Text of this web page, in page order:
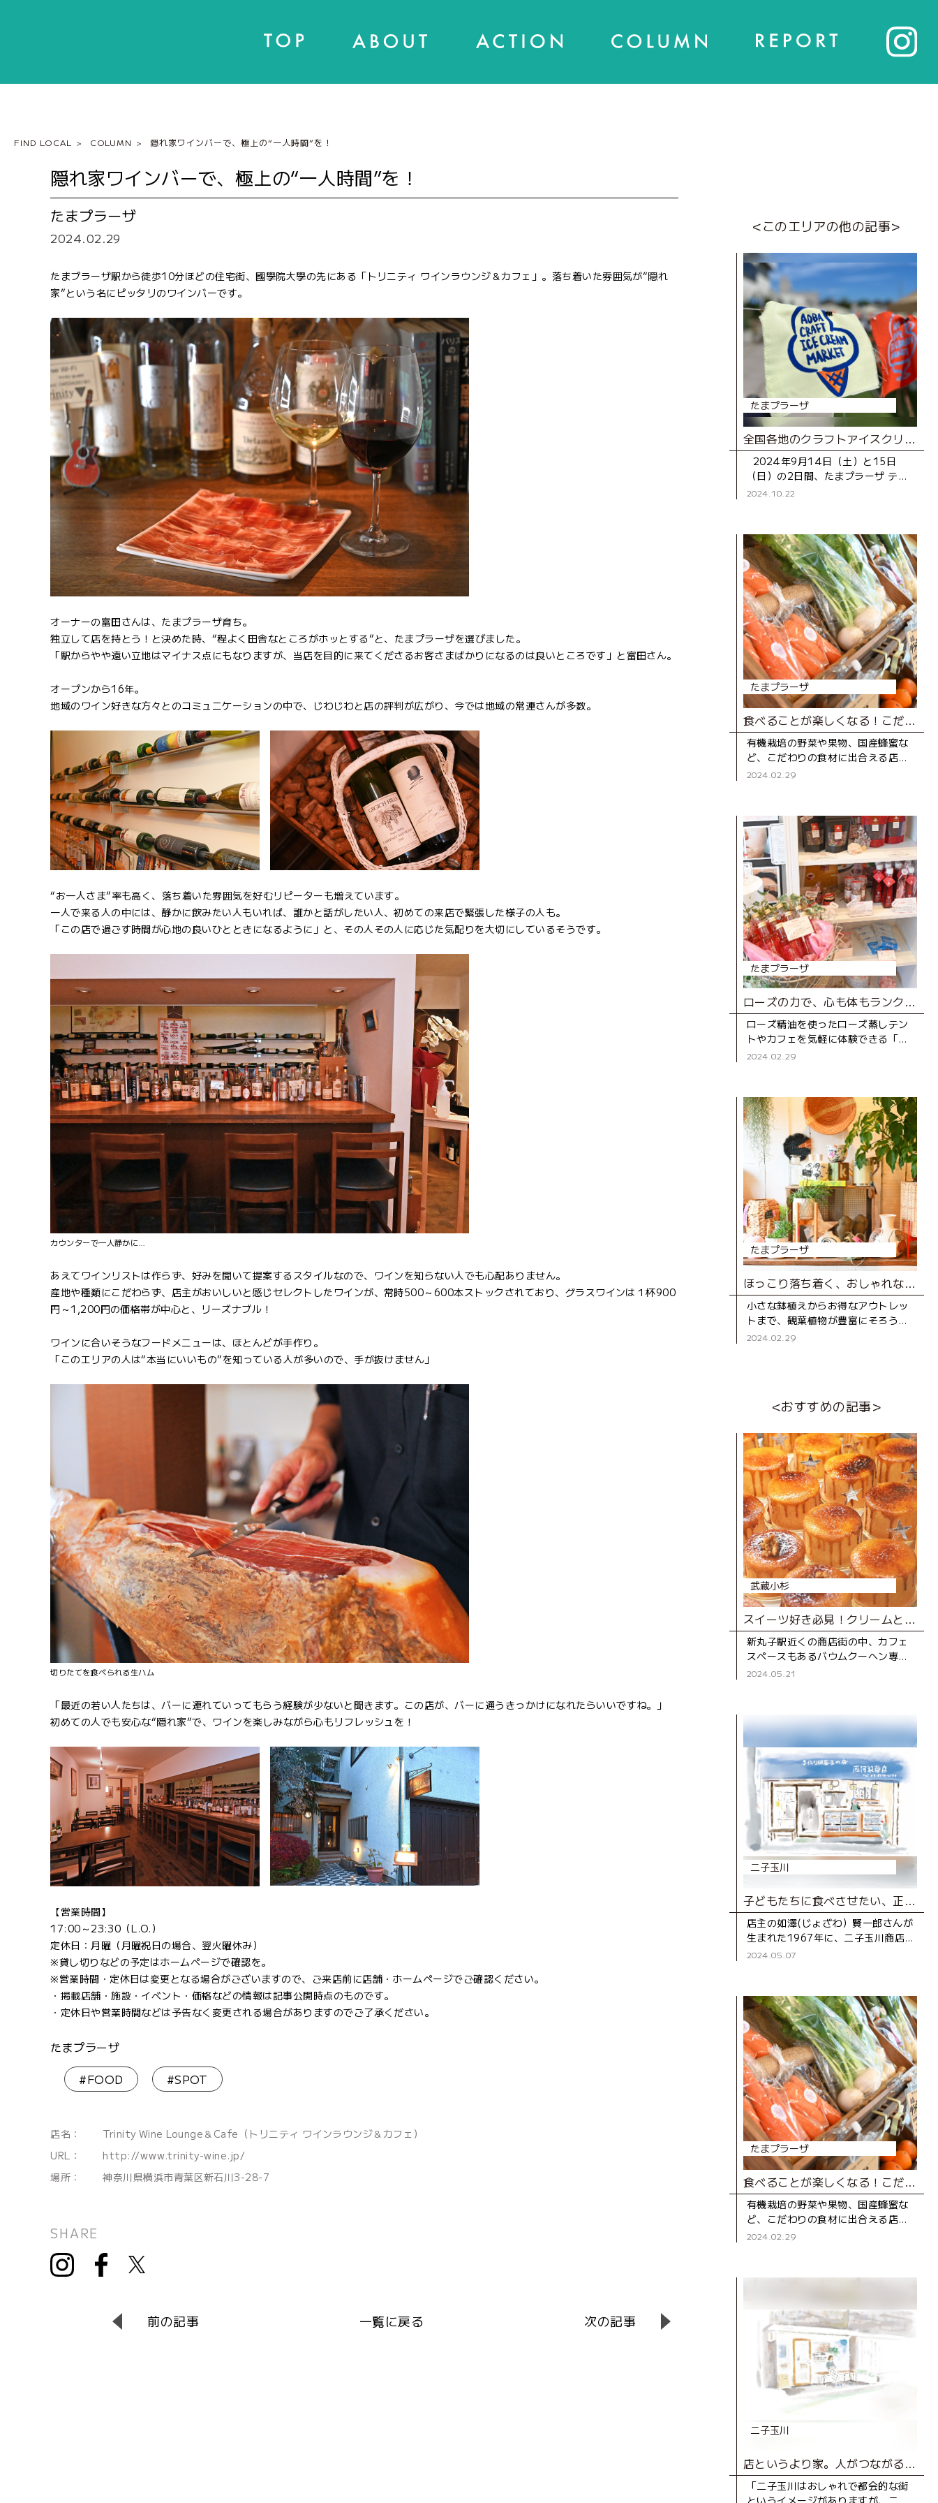
FIND LOCAL COLUMN 隠れ家ワインバーで、極上の“一人時間”を！
隠れ家ワインバーで、極上の“一人時間”を！
たまプラーザ
2024.02.29
たまプラーザ駅から徒歩10分ほどの住宅街、國學院大學の先にある「トリニティ ワインラウンジ＆カフェ」。落ち着いた雰囲気が“隠れ
家”という名にピッタリのワインバーです。
オーナーの富田さんは、たまプラーザ育ち。
独立して店を持とう！と決めた時、“程よく田舎なところがホッとする”と、たまプラーザを選びました。
「駅からやや遠い立地はマイナス点にもなりますが、当店を目的に来てくださるお客さまばかりになるのは良いところです」と富田さん。
オープンから16年。
地域のワイン好きな方々とのコミュニケーションの中で、じわじわと店の評判が広がり、今では地域の常連さんが多数。
“お一人さま”率も高く、落ち着いた雰囲気を好むリピーターも増えています。
一人で来る人の中には、静かに飲みたい人もいれば、誰かと話がしたい人、初めての来店で緊張した様子の人も。
「この店で過ごす時間が心地の良いひとときになるように」と、その人その人に応じた気配りを大切にしているそうです。
カウンターで一人静かに…
あえてワインリストは作らず、好みを聞いて提案するスタイルなので、ワインを知らない人でも心配ありません。
産地や種類にこだわらず、店主がおいしいと感じセレクトしたワインが、常時500～600本ストックされており、グラスワインは１杯900
円～1,200円の価格帯が中心と、リーズナブル！
ワインに合いそうなフードメニューは、ほとんどが手作り。
「このエリアの人は“本当にいいもの”を知っている人が多いので、手が抜けません」
切りたてを食べられる生ハム
「最近の若い人たちは、バーに連れていってもらう経験が少ないと聞きます。この店が、バーに通うきっかけになれたらいいですね。」
初めての人でも安心な“隠れ家”で、ワインを楽しみながら心もリフレッシュを！
【営業時間】
17:00～23:30（L.O.）
定休日：月曜（月曜祝日の場合、翌火曜休み）
※貸し切りなどの予定はホームページで確認を。
※営業時間・定休日は変更となる場合がございますので、ご来店前に店舗・ホームページでご確認ください。
・掲載店舗・施設・イベント・価格などの情報は記事公開時点のものです。
・定休日や営業時間などは予告なく変更される場合がありますのでご了承ください。
たまプラーザ
#FOOD
#SPOT
店名：
Trinity Wine Lounge＆Cafe（トリニティ ワインラウンジ＆カフェ）
URL：
http://www.trinity-wine.jp/
場所：
神奈川県横浜市青葉区新石川3-28-7
SHARE
前の記事 一覧に戻る 次の記事
<このエリアの他の記事>
たまプラーザ
全国各地のクラフトアイスクリームの名店が大集合！初イベント 「AOBA CRAFT ICE CREAM MARKET」レポート
2024年9月14日（土）と15日
（日）の2日間、たまプラーザ テラ
ス ノースプラザ（東急百貨店）3階
2024.10.22
たまプラーザ
食べることが楽しくなる！こだわりの八百屋さん
有機栽培の野菜や果物、国産蜂蜜な
ど、こだわりの食材に出合える店
「三井ナチュラルガーデン」。 たま
2024.02.29
たまプラーザ
ローズの力で、心も体もランクアップ！
ローズ精油を使ったローズ蒸しテン
トやカフェを気軽に体験できる「MI
ROSE SHOP ＆ SALON」。毎日頑
2024.02.29
たまプラーザ
ほっこり落ち着く、おしゃれな観葉植物の店
小さな鉢植えからお得なアウトレッ
トまで、観葉植物が豊富にそろう
「ボタニカル ゴロー」。山内中学校
2024.02.29
<おすすめの記事>
武蔵小杉
スイーツ好き必見！クリームとろりの進化系バウムクーヘン専門店
新丸子駅近くの商店街の中、カフェ
スペースもあるバウムクーヘン専門
店。 通りを歩いていると、ガラス越
2024.05.21
二子玉川
子どもたちに食べさせたい、正直な和菓子。
店主の如澤(じょざわ）賢一郎さんが
生まれた1967年に、二子玉川商店
街に移転して開店した『西河製菓
2024.05.07
たまプラーザ
食べることが楽しくなる！こだわりの八百屋さん
有機栽培の野菜や果物、国産蜂蜜な
ど、こだわりの食材に出合える店
「三井ナチュラルガーデン」。 たま
2024.02.29
二子玉川
店というより家。人がつながるコーヒーショップ。
「二子玉川はおしゃれで都会的な街